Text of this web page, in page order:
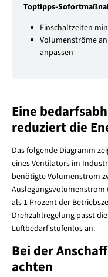
Toptipps-
Einschaltzeiten
Volumenströme
anpassen
Eine
reduziert die
Das folgende Diagramm
eines Ventilators im
benötigte Volumenstrom
Auslegungsvolumenstrom
als 1 Prozent der
Drehzahlregelung passt
Luftbedarf stufenlos an.
Bei der
achten